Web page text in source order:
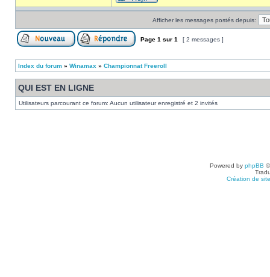
Afficher les messages postés depuis:
Page 1 sur 1 [ 2 messages ]
Index du forum » Winamax » Championnat Freeroll
QUI EST EN LIGNE
Utilisateurs parcourant ce forum: Aucun utilisateur enregistré et 2 invités
Powered by phpBB
Création de